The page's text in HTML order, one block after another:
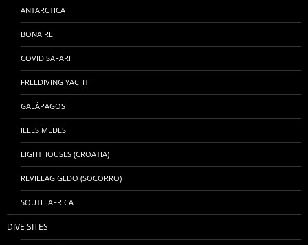
ANTARCTICA
BONAIRE
COVID SAFARI
FREEDIVING YACHT
GALÁPAGOS
ILLES MEDES
LIGHTHOUSES (CROATIA)
REVILLAGIGEDO (SOCORRO)
SOUTH AFRICA
DIVE SITES